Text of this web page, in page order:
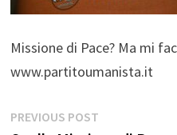
Missione di Pace? Ma mi
www.partitoumanista.it
Navigazione
PREVIOUS POSTPrevious